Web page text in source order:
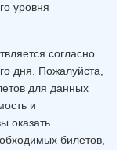
уровня
согласно
дня. Пожалуйста,
для данных
и
оказать
билетов,